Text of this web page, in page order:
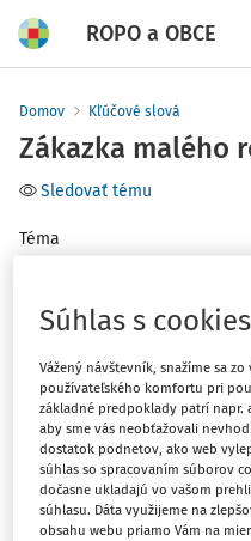
ROPO a OBCE
Domov Kľúčové slová
Zákazka malého
Sledovať tému
Téma
Počet vyhľadaných
Zoradiť podľa:
Najnovšie
Najstaršie
Súhlas s cookies
Vážený návštevník, snažíme sa
používateľského komfortu pri
základné predpoklady patrí napr.
aby sme vás neobťažovali
dostatok podnetov, ako web
súhlas so spracovaním súborov
dočasne ukladajú vo vašom
súhlasu. Dáta využijeme na
obsahu webu priamo Vám na